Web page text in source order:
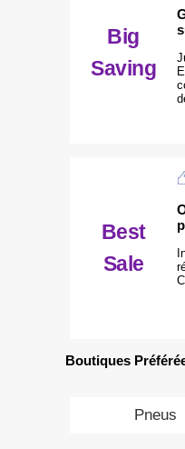
Big
Saving
Best
Sale
Boutiques
Pneus